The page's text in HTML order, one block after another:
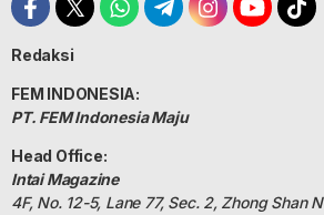
Redaksi
FEM INDONESIA:
PT. FEM Indonesia Maju
Head Office:
Intai Magazine
4F, No. 12-5, Lane 77, Sec. 2, Zhong Shan